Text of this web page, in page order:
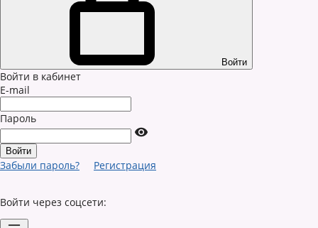
Войти
Войти в кабинет
E-mail
Пароль
Забыли пароль? Регистрация
Войти через соцсети: